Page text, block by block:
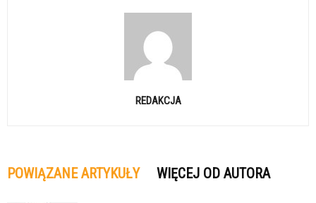
REDAKCJA
POWIĄZANE ARTYKUŁY WIĘCEJ OD AUTORA